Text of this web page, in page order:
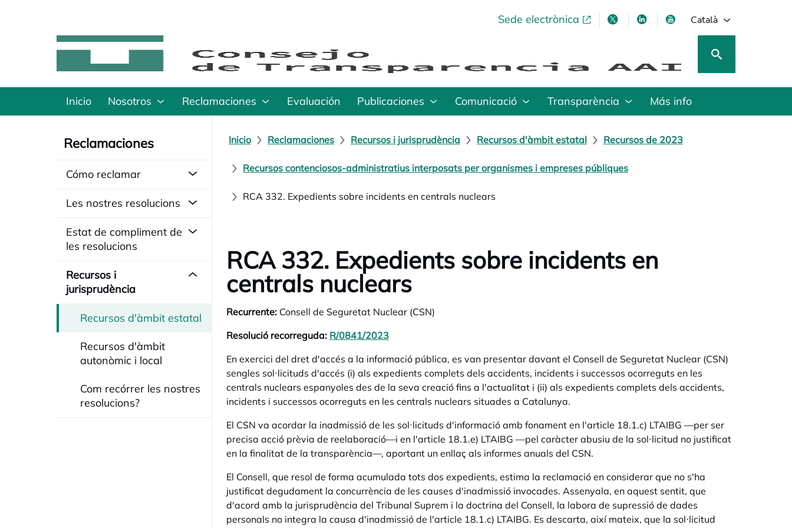
Sede electrònicaopens in a new tabopens in a new tab
opens in a new tab
opens in a new tab
Català
Inicio Nosotros Reclamaciones Evaluación Publicaciones Comunicació Transparència Más info
Reclamaciones
Cómo reclamar
Les nostres resolucions
Estat de compliment de
les resolucions
Recursos i
jurisprudència
Recursos d'àmbit estatal
Recursos d'àmbit
autonòmic i local
Com recórrer les nostres
resolucions?
Inicio Reclamaciones Recursos i jurisprudència Recursos d'àmbit estatal Recursos de 2023
Recursos contenciosos-administratius interposats per organismes i empreses públiques
RCA 332. Expedients sobre incidents en centrals nuclears
RCA 332. Expedients sobre incidents en
centrals nuclears
Recurrente: Consell de Seguretat Nuclear (CSN)
Resolució recorreguda: R/0841/2023
En exercici del dret d'accés a la informació pública, es van presentar davant el Consell de Seguretat Nuclear (CSN)
sengles sol·licituds d'accés (i) als expedients complets dels accidents, incidents i successos ocorreguts en les
centrals nuclears espanyoles des de la seva creació fins a l'actualitat i (ii) als expedients complets dels accidents,
incidents i successos ocorreguts en les centrals nuclears situades a Catalunya.
El CSN va acordar la inadmissió de les sol·licituds d'informació amb fonament en l'article 18.1.c) LTAIBG —per ser
precisa acció prèvia de reelaboració—i en l'article 18.1.e) LTAIBG —pel caràcter abusiu de la sol·licitud no justificat
en la finalitat de la transparència—, aportant un enllaç als informes anuals del CSN.
El Consell, que resol de forma acumulada tots dos expedients, estima la reclamació en considerar que no s'ha
justificat degudament la concurrència de les causes d'inadmissió invocades. Assenyala, en aquest sentit, que
d'acord amb la jurisprudència del Tribunal Suprem i la doctrina del Consell, la labora de supressió de dades
personals no integra la causa d'inadmissió de l'article 18.1.c) LTAIBG. Es descarta, així mateix, que la sol·licitud